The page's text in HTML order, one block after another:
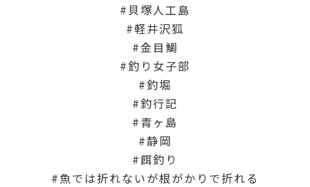
貝塚人工島
軽井沢狐
金目鯛
釣り女子部
釣堀
釣行記
青ヶ島
静岡
餌釣り
魚では折れないが根がかりで折れる